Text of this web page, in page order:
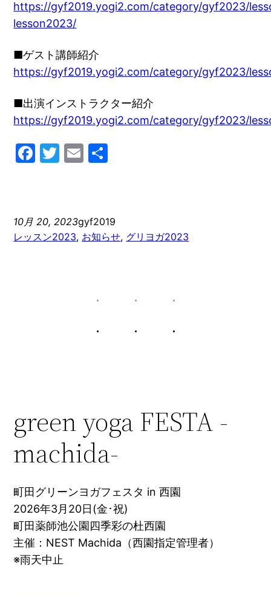
https://gyf2019.yogi2.com/category/gyf2023/
lesson2023/
■ゲスト講師紹介
https://gyf2019.yogi2.com/category/gyf2023/
■出演インストラクター紹介
https://gyf2019.yogi2.com/category/gyf2023/
Facebook
Twitter
Email
10月 20, 2023gyf2019
レッスン2023, お知らせ, グリヨガ2023
green yoga FESTA -
machida-
町田グリーンヨガフェスタ in 西園
2026年3月20日(金･祝)
町田薬師池公園四季彩の杜西園
主催：NEST Machida（西園指定管理者）
※雨天中止